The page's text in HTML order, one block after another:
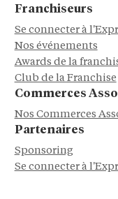
Franchiseurs
Se connecter à
Nos événements
Awards de la
Club de la Franchise
Commerces
Nos Commerces
Partenaires
Sponsoring
Se connecter à